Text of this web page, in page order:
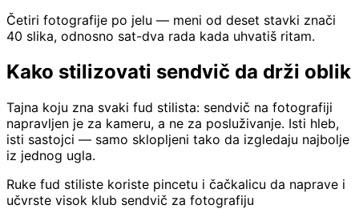
Četiri fotografije po jelu — meni od deset stavki znači
40 slika, odnosno sat-dva rada kada uhvatiš ritam.
Kako stilizovati sendvič da drži oblik
Tajna koju zna svaki fud stilista: sendvič na fotografiji
napravljen je za kameru, a ne za posluživanje. Isti hleb,
isti sastojci — samo sklopljeni tako da izgledaju najbolje
iz jednog ugla.
Ruke fud stiliste koriste pincetu i čačkalicu da naprave i
učvrste visok klub sendvič za fotografiju